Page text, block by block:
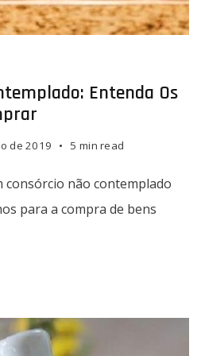
Entenda Os
de 2019 5 min read
consórcio não contemplado
para a compra de bens